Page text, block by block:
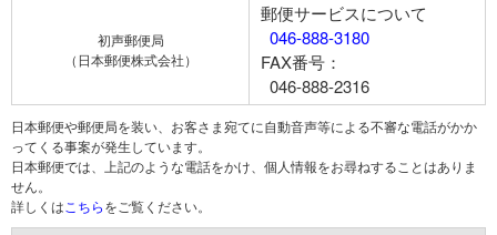
初声郵便局
（日本郵便株式会社）
郵便サービスについて
046-888-3180
FAX番号：
046-888-2316
日本郵便や郵便局を装い、お客さま宛てに自動音声等による不審な電話がかか
ってくる事案が発生しています。
日本郵便では、上記のような電話をかけ、個人情報をお尋ねすることはありま
せん。
詳しくは こちらをご覧ください。